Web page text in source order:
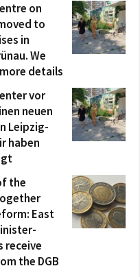
on
to
in
We
details
vor
neuen
Leipzig-
haben
the
East
receive
the DGB